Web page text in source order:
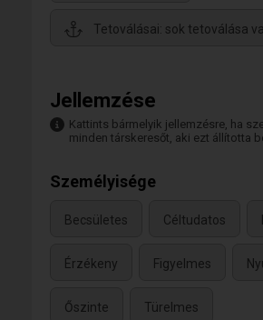
Tetoválásai: sok tetoválása
Jellemzése
Kattints bármelyik jellemzésre, ha
minden társkeresőt, aki ezt állította
Személyisége
Becsületes Céltudatos
Érzékeny Figyelmes
Őszinte Türelmes